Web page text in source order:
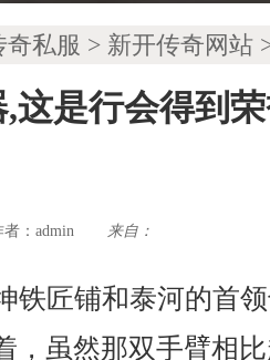
奇私服 > 新开传奇网站
这是行会得到
： admin 来自：
铁匠铺和泰河的首
，虽然那双手臂相